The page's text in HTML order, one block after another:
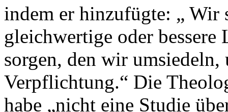
indem er hinzufügte: „
gleichwertige oder bessere
sorgen, den wir umsiedeln,
Verpflichtung.“ Die
habe „nicht eine Studie